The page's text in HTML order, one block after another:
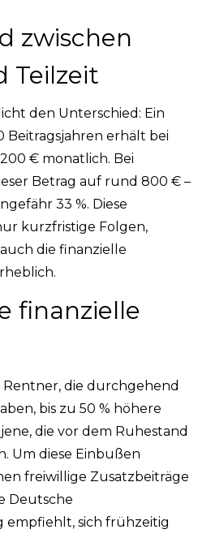
zwischen
Teilzeit
den Unterschied: Ein
Beitragsjahren erhält bei
€ monatlich. Bei
Betrag auf rund 800 € –
33 %. Diese
kurzfristige Folgen,
die finanzielle
finanzielle
Rentner, die durchgehend
bis zu 50 % höhere
die vor dem Ruhestand
Um diese Einbußen
freiwillige Zusatzbeiträge
Deutsche
empfiehlt, sich frühzeitig